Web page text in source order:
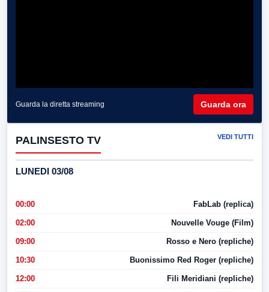
Guarda la diretta streaming Guarda ora
PALINSESTO TV VEDI TUTTI
LUNEDI 03/08
00:00 FabLab (replica)
02:00 Nouvelle Vouge (Film)
09:00 Rosso e Nero (repliche)
10:30 Buonissimo Red Roger (repliche)
12:00 Fili Meridiani (repliche)